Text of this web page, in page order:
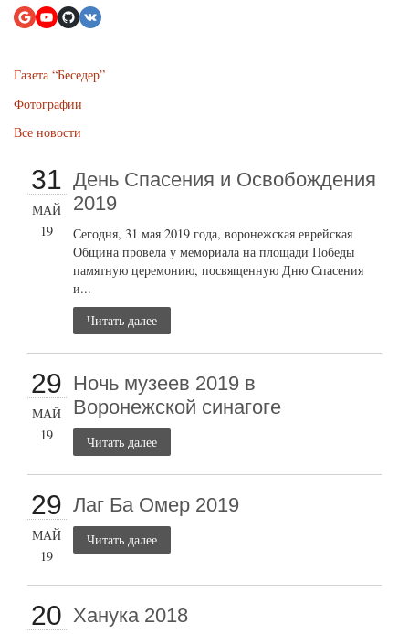
Газета “Беседер”
Фотографии
Все новости
31
МАЙ
19
День Спасения и Освобождения
2019
Сегодня, 31 мая 2019 года, воронежская еврейская
Община провела у мемориала на площади Победы
памятную церемонию, посвященную Дню Спасения
и...
Читать далее
29
МАЙ
19
Ночь музеев 2019 в
Воронежской синагоге
Читать далее
29
МАЙ
19
Лаг Ба Омер 2019
Читать далее
20 Ханука 2018